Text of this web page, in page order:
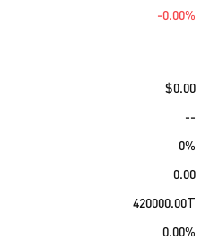
-0.00%
$0.00
--
0%
0.00
420000.00T
0.00%